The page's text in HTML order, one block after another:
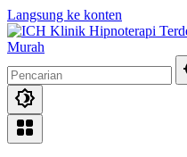
Langsung ke konten